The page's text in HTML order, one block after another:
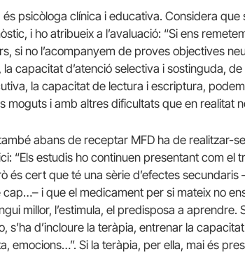
és psicòloga clínica i educativa. Considera
i ho atribueix a l’avaluació: “Si ens
si no l’acompanyem de proves objectives
la capacitat d’atenció selectiva i sostinguda,
la capacitat de lectura i escriptura,
moguts i amb altres dificultats que en realitat
abans de receptar MFD ha de realitzar-
“Els estudis ho continuen presentant com el
és cert que té una sèrie d’efectes
cap…– i que el medicament per si mateix no
millor, l’estimula, el predisposa a aprendre.
s’ha d’incloure la teràpia, entrenar la
emocions…”. Si la teràpia, per ella, mai és